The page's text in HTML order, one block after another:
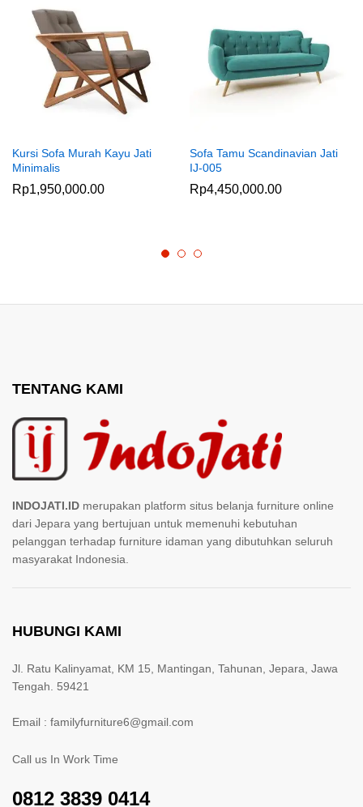
Kursi Sofa Murah Kayu Jati
Minimalis
Rp1,950,000.00
Sofa Tamu Scandinavian Jati
IJ-005
Rp4,450,000.00
TENTANG KAMI
INDOJATI.ID merupakan platform situs belanja furniture online
dari Jepara yang bertujuan untuk memenuhi kebutuhan
pelanggan terhadap furniture idaman yang dibutuhkan seluruh
masyarakat Indonesia.
HUBUNGI KAMI
Jl. Ratu Kalinyamat, KM 15, Mantingan, Tahunan, Jepara, Jawa
Tengah. 59421
Email : familyfurniture6@gmail.com
Call us In Work Time
0812 3839 0414